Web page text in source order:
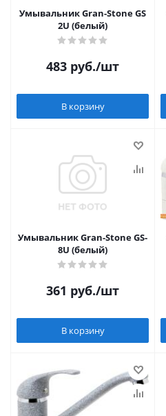
Умывальник Gran-Stone GS
2U (белый)
483 руб./шт
В корзину
Умывальник Gran-Stone GS-
8U (белый)
361 руб./шт
В корзину